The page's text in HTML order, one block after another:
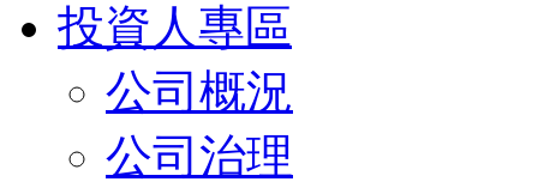
投資人專區
公司概況
公司治理